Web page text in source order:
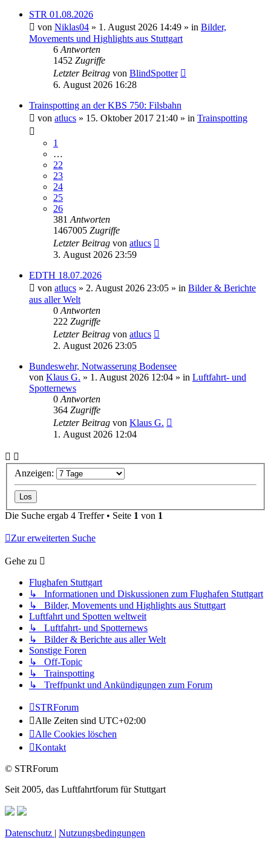
STR 01.08.2026
von Niklas04 » 1. August 2026 14:49 » in Bilder,
Movements und Highlights aus Stuttgart
6 Antworten
1452 Zugriffe
Letzter Beitrag von BlindSpotter
6. August 2026 16:28
Trainspotting an der KBS 750: Filsbahn
von atlucs » 15. Oktober 2017 21:40 » in Trainspotting
1
…
22
23
24
25
26
381 Antworten
1467005 Zugriffe
Letzter Beitrag von atlucs
3. August 2026 23:59
EDTH 18.07.2026
von atlucs » 2. August 2026 23:05 » in Bilder & Berichte
aus aller Welt
0 Antworten
222 Zugriffe
Letzter Beitrag von atlucs
2. August 2026 23:05
Bundeswehr, Notwasserung Bodensee
von Klaus G. » 1. August 2026 12:04 » in Luftfahrt- und
Spotternews
0 Antworten
364 Zugriffe
Letzter Beitrag von Klaus G.
1. August 2026 12:04
Anzeigen:
Die Suche ergab 4 Treffer • Seite 1 von 1
Zur erweiterten Suche
Gehe zu
Flughafen Stuttgart
↳ Informationen und Diskussionen zum Flughafen Stuttgart
↳ Bilder, Movements und Highlights aus Stuttgart
Luftfahrt und Spotten weltweit
↳ Luftfahrt- und Spotternews
↳ Bilder & Berichte aus aller Welt
Sonstige Foren
↳ Off-Topic
↳ Trainspotting
↳ Treffpunkt und Ankündigungen zum Forum
STRForum
Alle Zeiten sind UTC+02:00
Alle Cookies löschen
Kontakt
© STRForum
Seit 2005, das Luftfahrtforum für Stuttgart
Datenschutz | Nutzungsbedingungen